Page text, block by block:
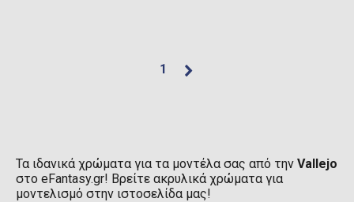
1
Τα ιδανικά χρώματα για τα μοντέλα σας από την Vallejo
στο eFantasy.gr! Βρείτε ακρυλικά χρώματα για
μοντελισμό στην ιστοσελίδα μας!